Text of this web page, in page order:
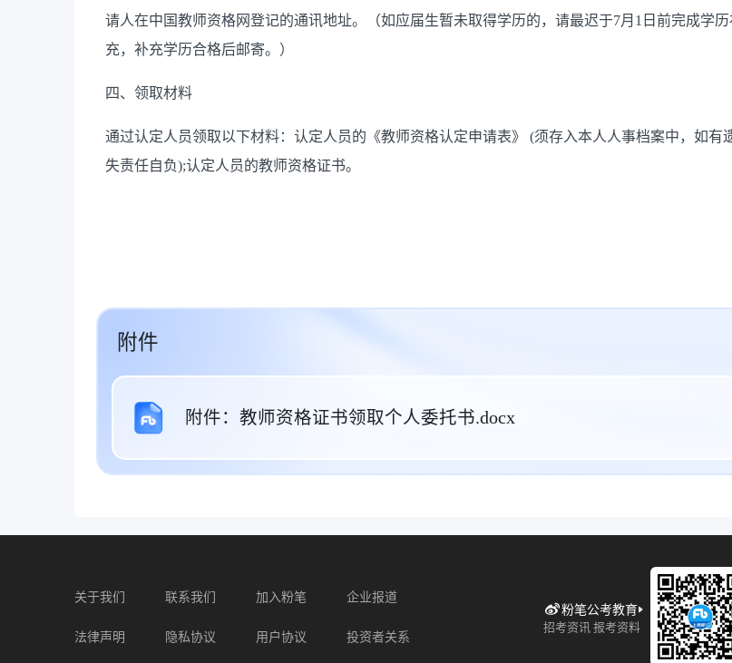
请人在中国教师资格网登记的通讯地址。（如应届生暂未取得学历的，请最迟于7月1日前完成学历
充，补充学历合格后邮寄。）
四、 领取材料
通过认定人员领取以下材料：认定人员的 《教师资格认定申请表》 (须存入本人人事档案中， 如有
失责任自负);认定人员的教师资格证书。
附件
附件：教师资格证书领取个人委托书.docx
关于我们 联系我们 加入粉笔 企业报道
法律声明 隐私协议 用户协议 投资者关系
粉笔公考教育
招考资讯 报考资料